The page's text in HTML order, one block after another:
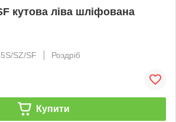
кутова ліва шліфована
SZ/SF
Роздріб
Купити